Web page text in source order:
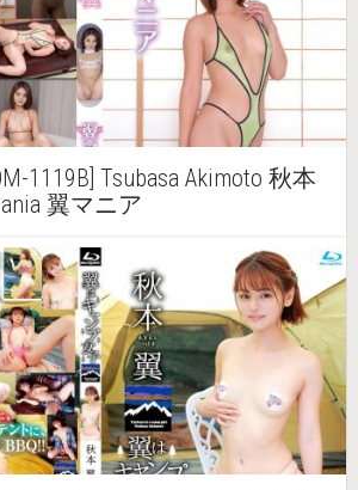
1119B] Tsubasa Akimoto 秋本
翼マニア